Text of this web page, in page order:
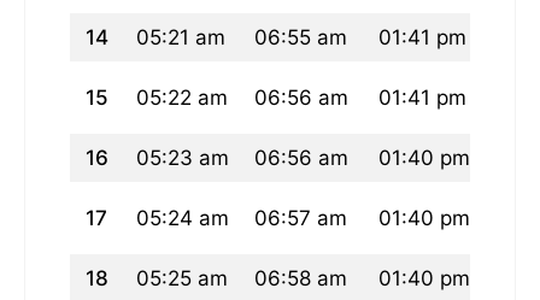
14 05:21 am 06:55 am 01:41 pm
15 05:22 am 06:56 am 01:41 pm
16 05:23 am 06:56 am 01:40 pm
17 05:24 am 06:57 am 01:40 pm
18 05:25 am 06:58 am 01:40 pm